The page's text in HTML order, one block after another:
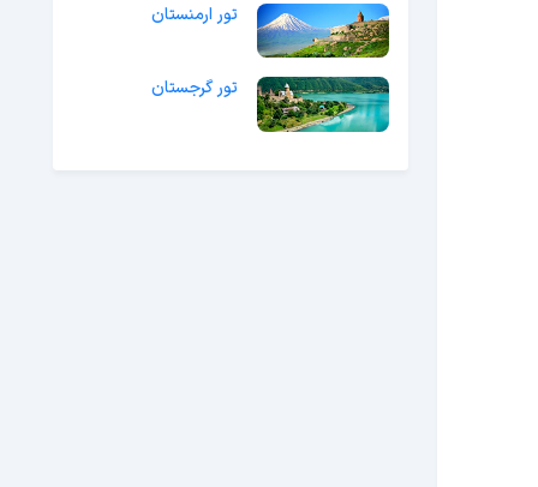
تور ارمنستان
تور گرجستان